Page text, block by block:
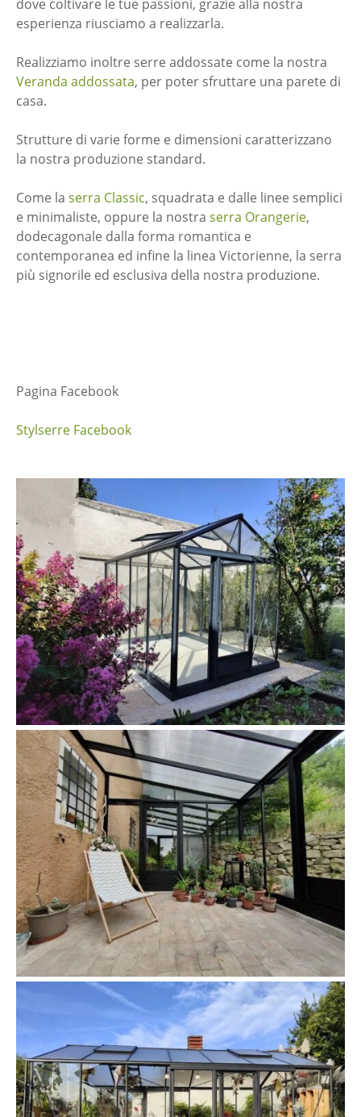
dove coltivare le tue passioni, grazie alla nostra
esperienza riusciamo a realizzarla.
Realizziamo inoltre serre addossate come la nostra
Veranda addossata, per poter sfruttare una parete di
casa.
Strutture di varie forme e dimensioni caratterizzano
la nostra produzione standard.
Come la serra Classic, squadrata e dalle linee semplici
e minimaliste, oppure la nostra serra Orangerie,
dodecagonale dalla forma romantica e
contemporanea ed infine la linea Victorienne, la serra
più signorile ed esclusiva della nostra produzione.
Pagina Facebook
Stylserre Facebook